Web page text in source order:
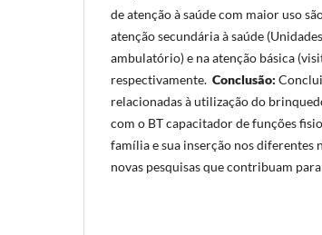
de atenção à saúde com maior uso
atenção secundária à saúde
ambulatório) e na atenção básica
respectivamente. Conclusão:
relacionadas à utilização do
com o BT capacitador de funções
família e sua inserção nos diferentes
novas pesquisas que contribuam